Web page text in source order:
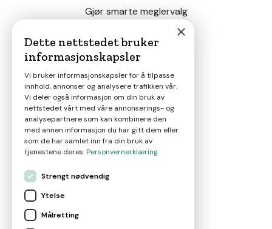
Gjør smarte meglervalg
Magasin
Nyheter
Om oss
×
Dette nettstedet bruker
informasjonskapsler
Vi bruker informasjonskapsler for å tilpasse
innhold, annonser og analysere trafikken vår.
Vi deler også informasjon om din bruk av
nettstedet vårt med våre annonserings- og
analysepartnere som kan kombinere den
med annen informasjon du har gitt dem eller
som de har samlet inn fra din bruk av
tjenestene deres.Personvernerklæring
Strengt nødvendig
Ytelse
Målretting